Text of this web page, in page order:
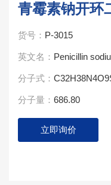
青霉素钠开环
货号： P-3015
英文名： Penicillin
分子式：
分子量： 686.80
立即询价